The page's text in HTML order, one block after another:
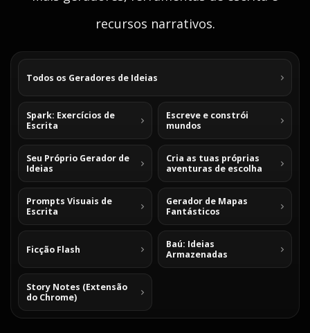
recursos narrativos.
Todos os Geradores de Ideias
Spark: Exercícios de
Escrita
Escreve e constrói
mundos
Seu Próprio Gerador de
Ideias
Cria as tuas próprias
aventuras de escolha
Prompts Visuais de
Escrita
Gerador de Mapas
Fantásticos
Ficção Flash
Baú: Ideias
Armazenadas
Story Notes (Extensão
do Chrome)